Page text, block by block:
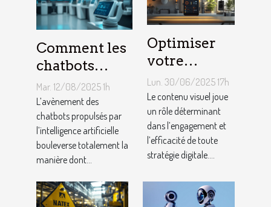
Comment les
chatbots
utilisant l'IA
transforment-
ils le service
client ?
Mar. 12/08/2025 1h
L’avènement des
chatbots propulsés par
l’intelligence artificielle
bouleverse totalement la
manière dont...
Optimiser
votre
contenu
visuel : trucs
et astuces
Lun. 30/06/2025 17h
Le contenu visuel joue
un rôle déterminant
dans l’engagement et
l’efficacité de toute
stratégie digitale....